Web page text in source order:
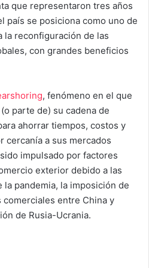
que representaron tres años
país se posiciona como uno de
la reconfiguración de las
con grandes beneficios
, fenómeno en el que
parte de) su cadena de
ahorrar tiempos, costos y
cercanía a sus mercados
impulsado por factores
exterior debido a las
pandemia, la imposición de
entre China y
de Rusia-Ucrania.